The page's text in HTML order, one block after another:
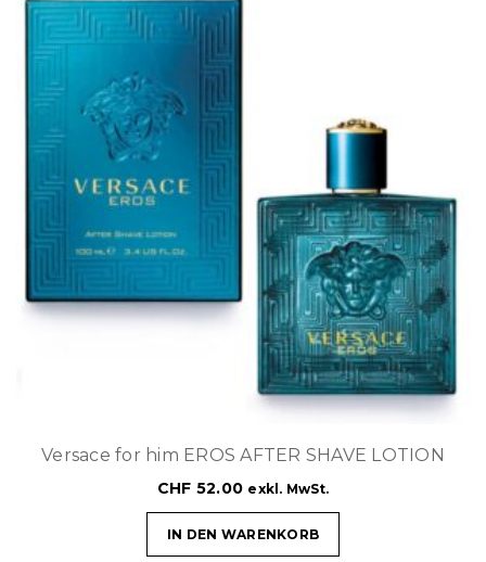
Versace for him EROS AFTER SHAVE LOTION
CHF 52.00 exkl. MwSt.
IN DEN WARENKORB